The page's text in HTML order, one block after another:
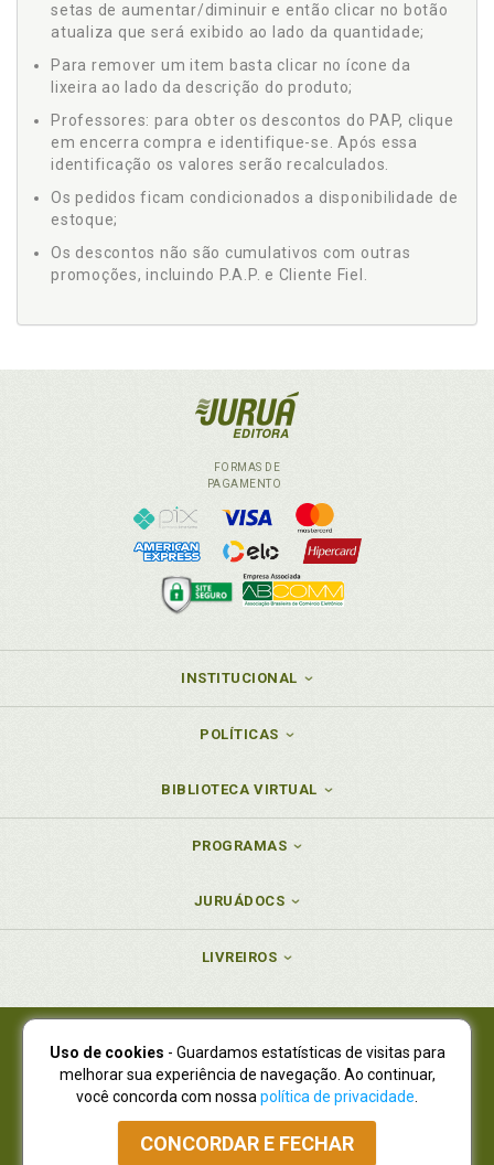
setas de aumentar/diminuir e então clicar no botão
atualiza que será exibido ao lado da quantidade;
Para remover um item basta clicar no ícone da
lixeira ao lado da descrição do produto;
Professores: para obter os descontos do PAP, clique
em encerra compra e identifique-se. Após essa
identificação os valores serão recalculados.
Os pedidos ficam condicionados a disponibilidade de
estoque;
Os descontos não são cumulativos com outras
promoções, incluindo P.A.P. e Cliente Fiel.
FORMAS DE
PAGAMENTO
INSTITUCIONAL
POLÍTICAS
BIBLIOTECA VIRTUAL
PROGRAMAS
JURUÁDOCS
LIVREIROS
Juruá Editora Ltda., CNPJ 77.535.508/0001-19
Juruá Informática Ltda., CNPJ 01.701.561/0001-80
NOVO ENDEREÇO:R. Flávio Dallegrave, 7665, São Lourenço |
Curitiba - Paraná - CEP 82210-310
Atendimento: (41) 4009-3900|Vendas Atacado: (41) 4009-3939
Uso de cookies - Guardamos estatísticas de visitas para
melhorar sua experiência de navegação. Ao continuar,
você concorda com nossa política de privacidade
CONCORDAR E FECHAR